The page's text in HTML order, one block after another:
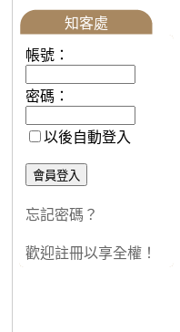
知客處
帳號：
密碼：
以後自動登入
忘記密碼？
歡迎註冊以享全權！